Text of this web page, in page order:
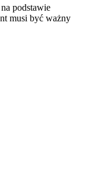
podstawie
musi być ważny